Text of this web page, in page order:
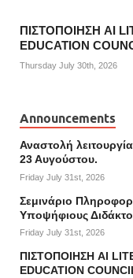
ΠΙΣΤΟΠΟΙΗΣΗ AI
EDUCATION
Thursday July 30th, 2026
Announcements
Αναστολή
23 Αυγούστου.
Friday July 31st, 2026
Σεμινάριο
Υποψήφιους
Friday July 31st, 2026
ΠΙΣΤΟΠΟΙΗΣΗ AI
EDUCATION